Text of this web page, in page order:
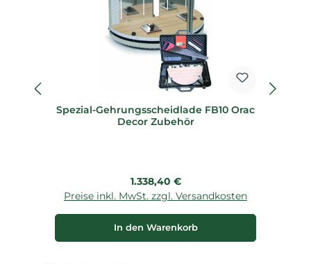
Spezial-Gehrungsscheidlade FB10 Orac
Decor Zubehör
Regulärer Preis:
1.338,40 €
Preise inkl. MwSt. zzgl. Versandkosten
In den Warenkorb